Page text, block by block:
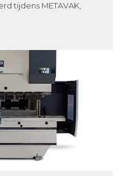
tijdens METAVAK,